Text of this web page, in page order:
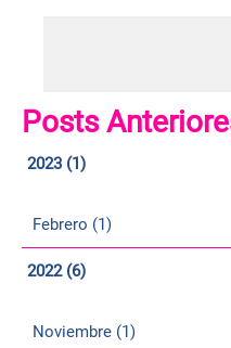
Posts
2023 (1)
Febrero (1)
2022 (6)
Noviembre (1)